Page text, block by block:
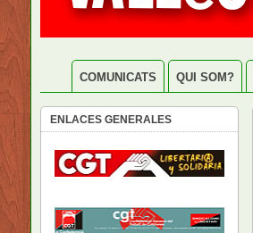
COMUNICATS QUI SOM?
ENLACES GENERALES